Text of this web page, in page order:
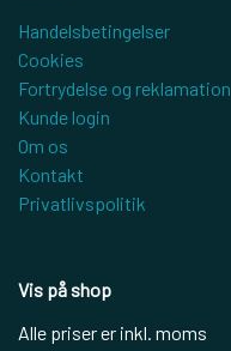
Handelsbetingelser
Cookies
Fortrydelse og reklamation
Kunde login
Om os
Kontakt
Privatlivspolitik
Vis på shop
Alle priser er inkl. moms